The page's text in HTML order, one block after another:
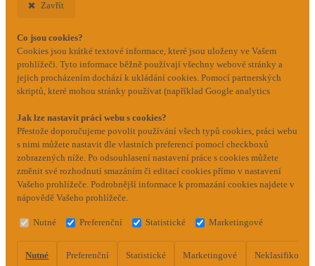
Zavřít
Co jsou cookies?
Cookies jsou krátké textové informace, které jsou uloženy ve Vašem
prohlížeči. Tyto informace běžně používají všechny webové stránky a
jejich procházením dochází k ukládání cookies. Pomocí partnerských
skriptů, které mohou stránky používat (například Google analytics
Jak lze nastavit práci webu s cookies?
Přestože doporučujeme povolit používání všech typů cookies, práci webu
s nimi můžete nastavit dle vlastních preferencí pomocí checkboxů
zobrazených níže. Po odsouhlasení nastavení práce s cookies můžete
změnit své rozhodnutí smazáním či editací cookies přímo v nastavení
Vašeho prohlížeče. Podrobnější informace k promazání cookies najdete v
nápovědě Vašeho prohlížeče.
Nutné Preferenční Statistické Marketingové
Nutné
Preferenční
Statistické
Marketingové